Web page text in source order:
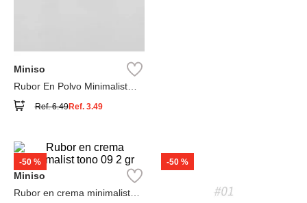
Miniso
Rubor En Polvo Minimalist
Ref.6.49Ref. 3.49
-50 %
Miniso
Rubor en crema minimalist
-50 %